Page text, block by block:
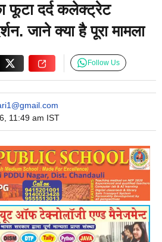
फूटा दर्द कलेक्ट्रेट
जाने क्या है पूरा मामला
11:49 am IST
Follow Us